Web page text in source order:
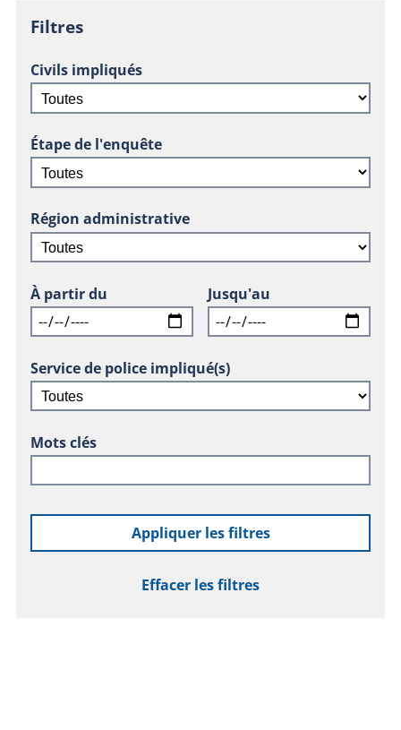
Filtres
Civils impliqués
Étape de l'enquête
Région administrative
À partir du Jusqu'au
Service de police impliqué(s)
Mots clés
Appliquer les filtres
Effacer les filtres